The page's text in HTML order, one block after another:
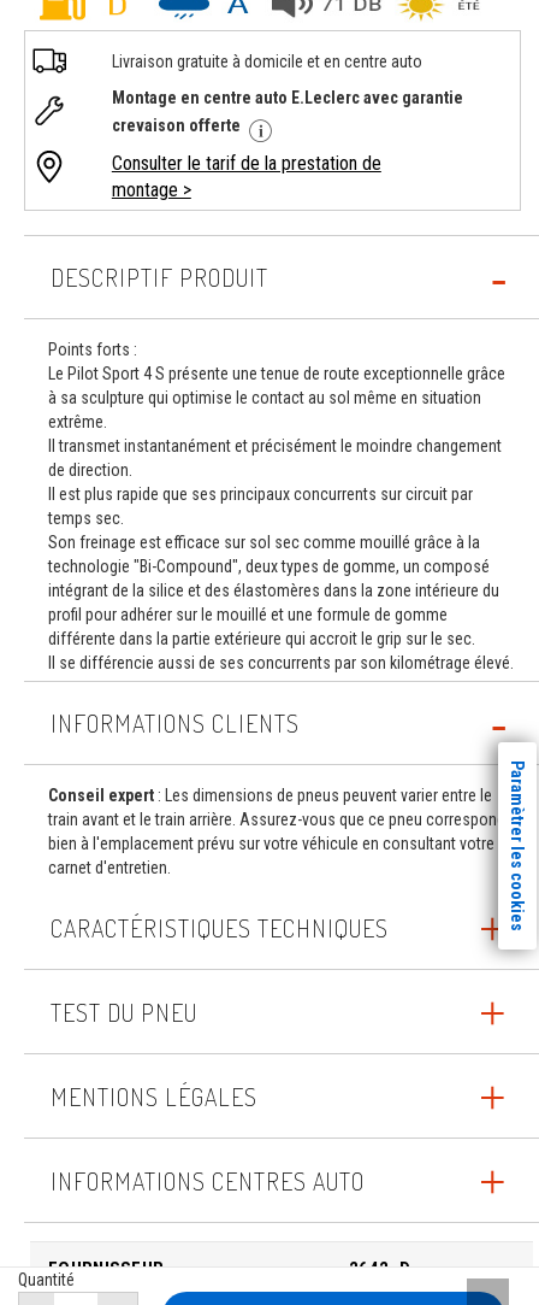
Quantité
Livraison gratuite à domicile et en centre auto
Montage en centre auto E.Leclerc avec garantie
crevaison offerte
Consulter le tarif de la prestation de
montage >
DESCRIPTIF PRODUIT
Points forts :
Le Pilot Sport 4 S présente une tenue de route exceptionnelle grâce
à sa sculpture qui optimise le contact au sol même en situation
extrême.
Il transmet instantanément et précisément le moindre changement
de direction.
Il est plus rapide que ses principaux concurrents sur circuit par
temps sec.
Son freinage est efficace sur sol sec comme mouillé grâce à la
technologie "Bi-Compound", deux types de gomme, un composé
intégrant de la silice et des élastomères dans la zone intérieure du
profil pour adhérer sur le mouillé et une formule de gomme
différente dans la partie extérieure qui accroit le grip sur le sec.
Il se différencie aussi de ses concurrents par son kilométrage élevé.
INFORMATIONS CLIENTS
Conseil expert : Les dimensions de pneus peuvent varier entre le
train avant et le train arrière. Assurez-vous que ce pneu correspond
bien à l'emplacement prévu sur votre véhicule en consultant votre
carnet d'entretien.
CARACTÉRISTIQUES TECHNIQUES
TEST DU PNEU
MENTIONS LÉGALES
INFORMATIONS CENTRES AUTO
FOURNISSEUR 2642_D
Paramètrer les cookies